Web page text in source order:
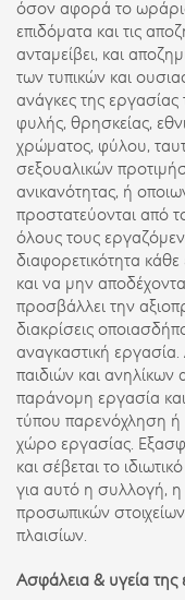
όσον αφορά το
επιδόματα και τις
ανταμείβει, και
των τυπικών και
ανάγκες της εργασίας
φυλής, θρησκείας,
χρώματος, φύλου,
σεξουαλικών
ανικανότητας, ή
προστατεύονται από
όλους τους
διαφορετικότητα
και να μην
προσβάλλει την
διακρίσεις
αναγκαστική
παιδιών και ανηλίκων
παράνομη εργασία
τύπου παρενόχληση ή
χώρο εργασίας.
και σέβεται το
για αυτό η συλλογή,
προσωπικών
πλαισίων.
Ασφάλεια & υγεία της